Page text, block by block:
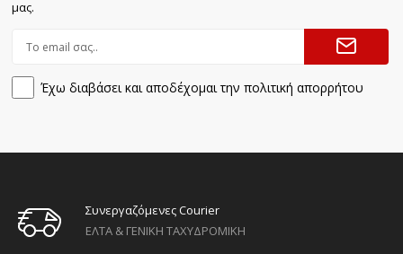
μας.
Έχω διαβάσει και αποδέχομαι την πολιτική απορρήτου
Συνεργαζόμενες Courier
ΕΛΤΑ & ΓΕΝΙΚΗ ΤΑΧΥΔΡΟΜΙΚΗ